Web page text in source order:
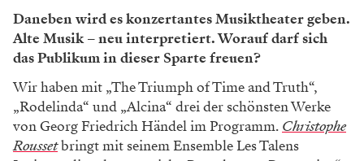
Daneben wird es konzertantes Musiktheater geben.
Alte Musik – neu interpretiert. Worauf darf sich
das Publikum in dieser Sparte freuen?
Wir haben mit „The Triumph of Time and Truth“,
„Rodelinda“ und „Alcina“ drei der schönsten Werke
von Georg Friedrich Händel im Programm. Christophe
Roussetbringt mit seinem Ensemble Les Talens